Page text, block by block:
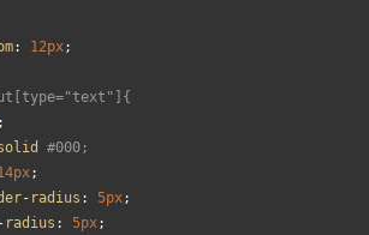
: 12px;
;
#000;
;
- radius : 5px;
- radius : 5px;